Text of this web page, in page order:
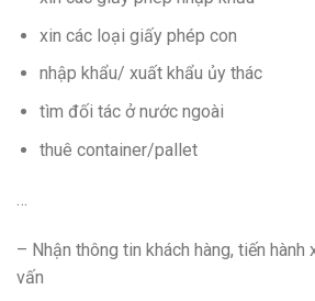
xin các loại giấy phép con
nhập khẩu/ xuất khẩu ủy thác
tìm đối tác ở nước ngoài
thuê container/pallet
…
– Nhận thông tin khách hàng, tiến
vấn